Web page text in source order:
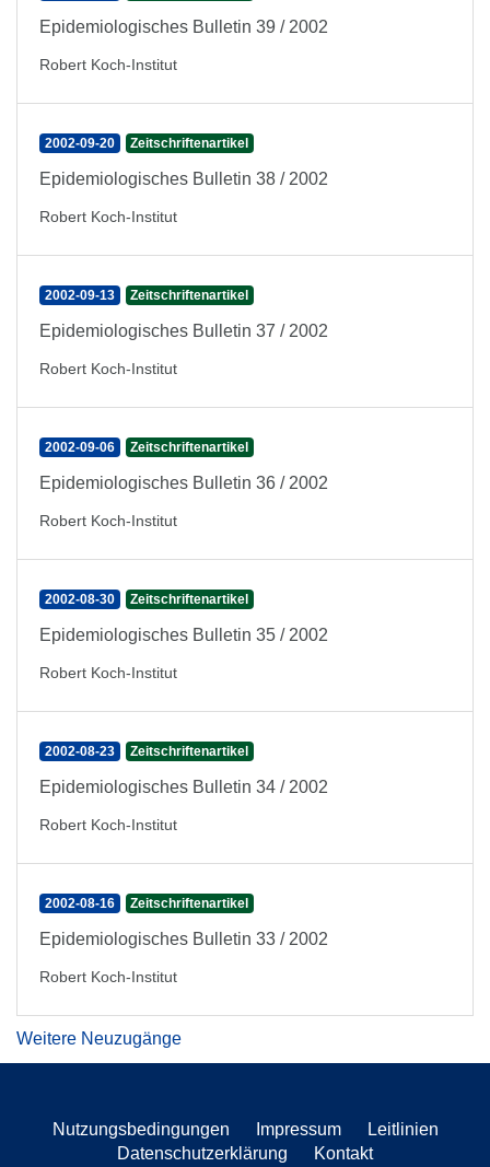
Epidemiologisches Bulletin 39 / 2002
Robert Koch-Institut
2002-09-20 Zeitschriftenartikel
Epidemiologisches Bulletin 38 / 2002
Robert Koch-Institut
2002-09-13 Zeitschriftenartikel
Epidemiologisches Bulletin 37 / 2002
Robert Koch-Institut
2002-09-06 Zeitschriftenartikel
Epidemiologisches Bulletin 36 / 2002
Robert Koch-Institut
2002-08-30 Zeitschriftenartikel
Epidemiologisches Bulletin 35 / 2002
Robert Koch-Institut
2002-08-23 Zeitschriftenartikel
Epidemiologisches Bulletin 34 / 2002
Robert Koch-Institut
2002-08-16 Zeitschriftenartikel
Epidemiologisches Bulletin 33 / 2002
Robert Koch-Institut
Weitere Neuzugänge
Nutzungsbedingungen Impressum
Leitlinien
Datenschutzerklärung
Kontakt